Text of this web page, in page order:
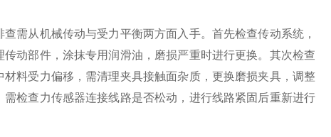
从机械传动与受力平衡两方面入手。首先检查传动系统，
动部件，涂抹专用润滑油，磨损严重时进行更换。其次检查
料受力偏移，需清理夹具接触面杂质，更换磨损夹具，调整
检查力传感器连接线路是否松动，进行线路紧固后重新进行